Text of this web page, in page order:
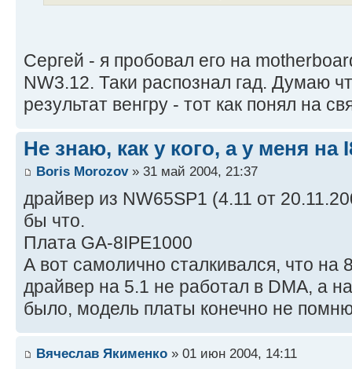
Сергей - я пробовал его на
NW3.12. Таки распознал гад. Думаю
результат венгру - тот как понял на
Не знаю, как у кого, а у меня на
Boris Morozov» 31 май 2004, 21:37
драйвер из NW65SP1 (4.11 от
бы что.
Плата GA-8IPE1000
А вот самолично сталкивался, что на
драйвер на 5.1 не работал в DMA, а
было, модель платы конечно не
Вячеслав Якименко » 01 июн 2004, 14:11